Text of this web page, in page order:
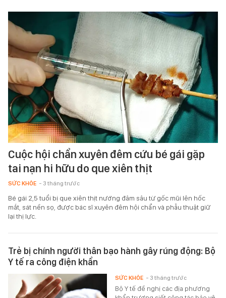
Cuộc hội chẩn xuyên đêm cứu bé gái gặp
tai nạn hi hữu do que xiên thịt
SỨC KHỎE - 3 tháng trước
Bé gái 2,5 tuổi bị que xiên thịt nướng đâm sâu từ gốc mũi lên hốc
mắt, sát nền sọ, được bác sĩ xuyên đêm hội chẩn và phẫu thuật giữ
lại thị lực.
Trẻ bị chính người thân bạo hành gây rúng động: Bộ
Y tế ra công điện khẩn
Bộ Y tế đề nghị các địa phương
SỨC KHỎE - 3 tháng trước